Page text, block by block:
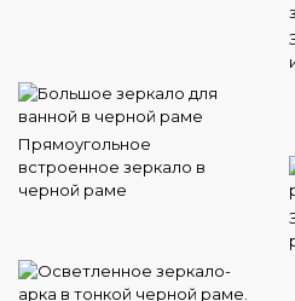
Прямоугольное
встроенное зеркало в
черной раме